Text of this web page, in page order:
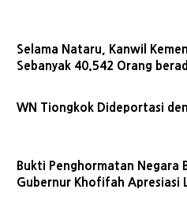
Selama Nataru, Kanwil
Sebanyak 40.542 Orang
WN Tiongkok Dideportasi
Bukti Penghormatan Negara
Gubernur Khofifah Apresiasi